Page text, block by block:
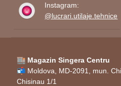
Instagram:
@lucrari.utilaje.tehnice
🏬 Magazin Singera Centru
📬 Moldova, MD-2091, mun.
Chisinau 1/1